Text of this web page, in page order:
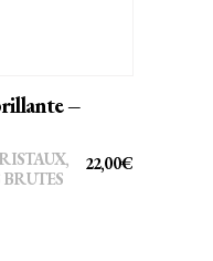
–
22,00€
,